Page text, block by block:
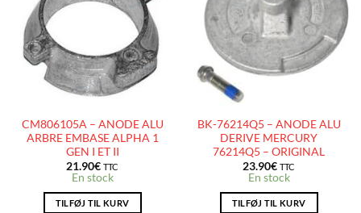
À LA
LISTE
D’ENVIES
CM806105A – ANODE ALU
ARBRE EMBASE ALPHA 1
GEN I ET II
21.90€ TTC
En stock
TILFØJ TIL KURV
À LA
LISTE
D’ENVIES
BK-76214Q5 – ANODE ALU
DERIVE MERCURY
76214Q5 – ORIGINAL
23.90€ TTC
En stock
TILFØJ TIL KURV